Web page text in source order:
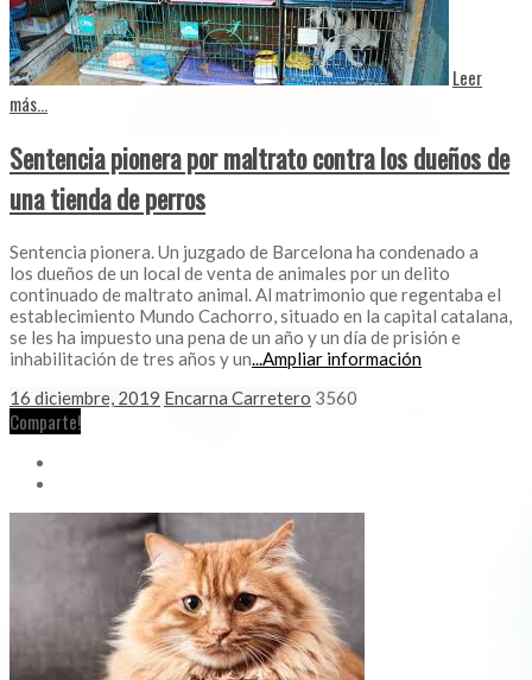
Leer
más...
Sentencia pionera por maltrato contra los dueños de
una tienda de perros
Sentencia pionera. Un juzgado de Barcelona ha condenado a
los dueños de un local de venta de animales por un delito
continuado de maltrato animal. Al matrimonio que regentaba el
establecimiento Mundo Cachorro, situado en la capital catalana,
se les ha impuesto una pena de un año y un día de prisión e
inhabilitación de tres años y un...Ampliar información
16 diciembre, 2019 Encarna Carretero 3560
Comparte!